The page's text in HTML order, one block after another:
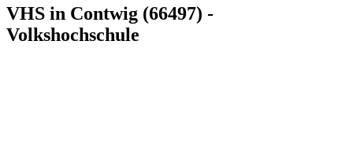
VHS in Contwig (66497) -
Volkshochschule